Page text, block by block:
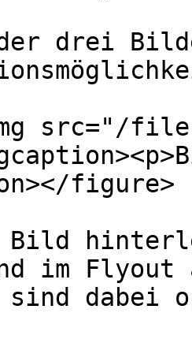
drei
src="/files/
figure>
Bild
im
dabei